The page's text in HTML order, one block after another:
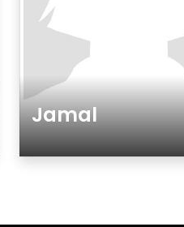
Jamal